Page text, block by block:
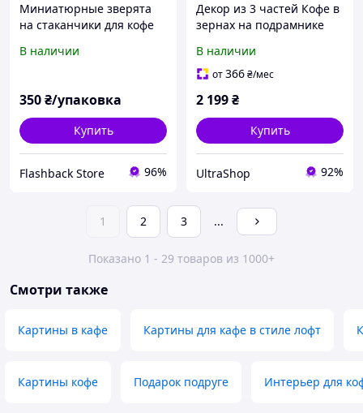
Миниатюрные зверята
на стаканчики для кофе
кофеен
В наличии
350₴/упаковка
Купить
Flashback Store 96%
Декор из 3 частей Кофе в
зернах на подрамнике
В наличии
от366₴/мес
2 199₴
Купить
UltraShop 92%
1 2 3 ...
Показано 1 - 29 товаров из 1000+
Смотри также
Картины в кафе Картины для кафе в стиле лофт
Картины кофе Подарок подруге Интерьер для